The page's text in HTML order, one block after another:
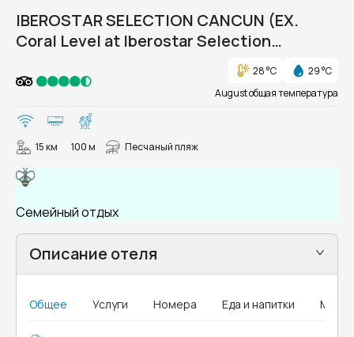
IBEROSTAR SELECTION CANCUN (EX.
Coral Level at Iberostar Selection
28 °C
29 °C
August общая температура
15 км 100 м Песчаный пляж
Семейный отдых
Описание отеля
Общее Услуги Номера Еда и напитки MICE